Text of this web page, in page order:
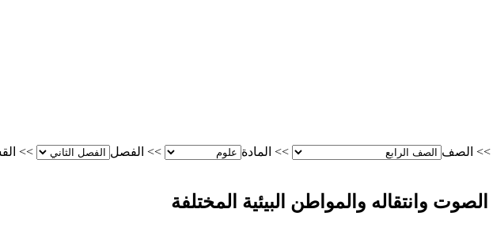
>> الصف >> المادة >> الفصل >>
وانتقاله والمواطن البيئية المختلفة